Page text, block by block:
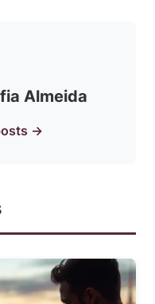
Almeida
→